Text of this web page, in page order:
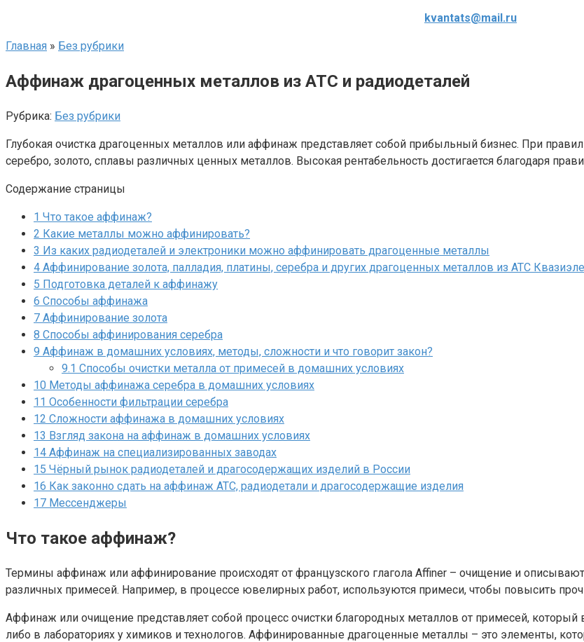
kvantats@mail.ru
Главная » Без рубрики
Аффинаж драгоценных металлов из АТС и радиодеталей
Рубрика: Без рубрики
Глубокая очистка драгоценных металлов или аффинаж представляет собой прибыльный бизнес. При
серебро, золото, сплавы различных ценных металлов. Высокая рентабельность достигается благодаря
Содержание страницы
1 Что такое аффинаж?
2 Какие металлы можно аффинировать?
3 Из каких радиодеталей и электроники можно аффинировать драгоценные металлы
4 Аффинирование золота, палладия, платины, серебра и других драгоценных металлов из АТС
5 Подготовка деталей к аффинажу
6 Способы аффинажа
7 Аффинирование золота
8 Способы аффинирования серебра
9 Аффинаж в домашних условиях, методы, сложности и что говорит закон?
9.1 Способы очистки металла от примесей в домашних условиях
10 Методы аффинажа серебра в домашних условиях
11 Особенности фильтрации серебра
12 Сложности аффинажа в домашних условиях
13 Взгляд закона на аффинаж в домашних условиях
14 Аффинаж на специализированных заводах
15 Чёрный рынок радиодеталей и драгосодержащих изделий в России
16 Как законно сдать на аффинаж АТС, радиодетали и драгосодержащие изделия
17 Мессенджеры
Что такое аффинаж?
Термины аффинаж или аффинирование происходят от французского глагола Affiner – очищение и
различных примесей. Например, в процессе ювелирных работ, используются примеси, чтобы повысить
Аффинаж или очищение представляет собой процесс очистки благородных металлов от примесей, который
либо в лабораториях у химиков и технологов. Аффинированные драгоценные металлы – это элементы,